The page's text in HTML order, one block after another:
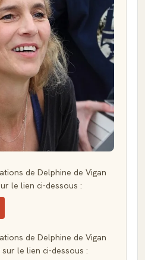
de Delphine de Vigan
le lien ci-dessous :
de Delphine de Vigan
le lien ci-dessous :